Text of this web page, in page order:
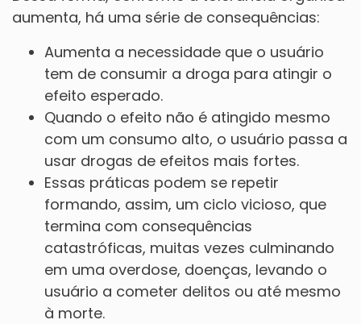
aumenta, há uma série de consequências:
Aumenta a necessidade que o usuário
tem de consumir a droga para atingir o
efeito esperado.
Quando o efeito não é atingido mesmo
com um consumo alto, o usuário passa a
usar drogas de efeitos mais fortes.
Essas práticas podem se repetir
formando, assim, um ciclo vicioso, que
termina com consequências
catastróficas, muitas vezes culminando
em uma overdose, doenças, levando o
usuário a cometer delitos ou até mesmo
à morte.